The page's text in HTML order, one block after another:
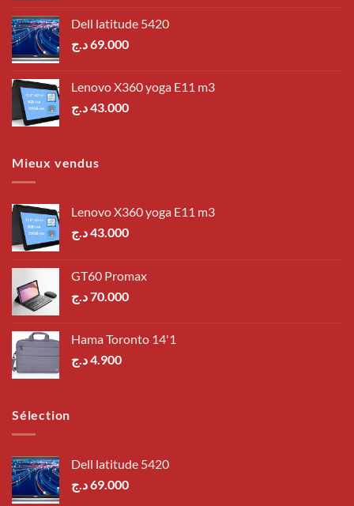
Dell latitude 5420
69.000د.ج
Lenovo X360 yoga E11 m3
43.000د.ج
Mieux vendus
Lenovo X360 yoga E11 m3
43.000د.ج
GT60 Promax
70.000د.ج
Hama Toronto 14'1
4.900د.ج
Sélection
Dell latitude 5420
69.000د.ج